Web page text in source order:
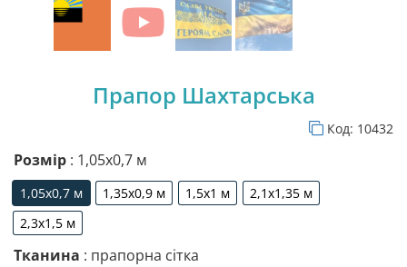
Прапор Шахтарська
Код: 10432
Розмір : 1,05х0,7 м
1,05х0,7 м
1,05х0,7 м
1,35х0,9 м
1,35х0,9 м
1,5х1 м
1,5х1 м
2,1х1,35 м
2,1х1,35 м
2,3х1,5 м
2,3х1,5 м
Тканина : прапорна сітка